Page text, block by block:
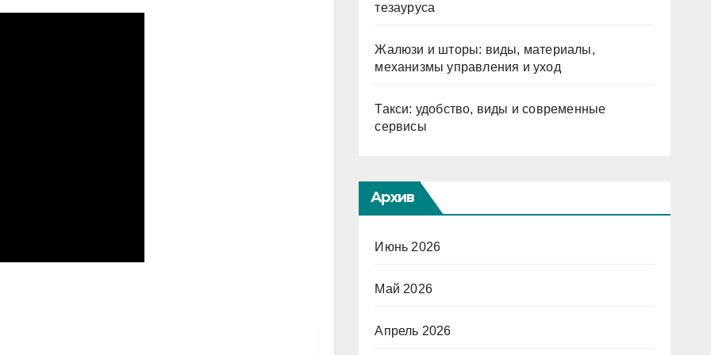
тезауруса
Жалюзи и шторы: виды, материалы,
механизмы управления и уход
Такси: удобство, виды и современные
сервисы
Архив
Июнь 2026
Май 2026
Апрель 2026